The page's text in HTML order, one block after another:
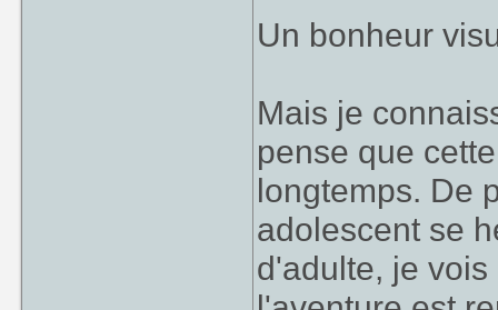
Un bonheur
Mais je
pense que
longtemps. De
adolescent se
d'adulte, je